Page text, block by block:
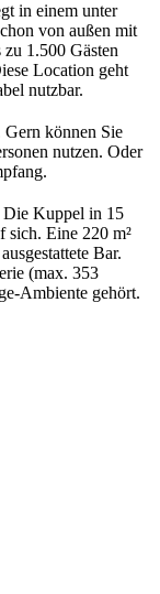
in einem unter
von außen mit
1.500 Gästen
Location geht
nutzbar.
können Sie
nutzen. Oder
Die Kuppel in 15
Eine 220 m²
Bar.
(max. 353
Ambiente gehört.